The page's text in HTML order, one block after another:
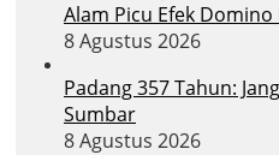
Alam Picu Efek
8 Agustus 2026
Padang 357 Tahun:
Sumbar
8 Agustus 2026